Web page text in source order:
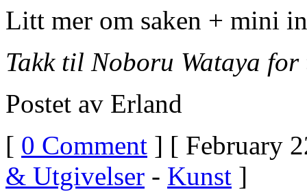
Litt mer om saken + mini
Takk til Noboru Wataya for
Postet av Erland
[ 0 Comment ] [ February
& Utgivelser - Kunst ]